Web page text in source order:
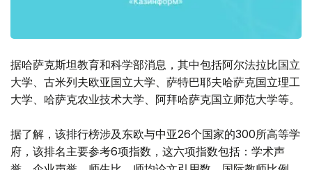
据哈萨克斯坦教育和科学部消息，其中包括阿尔法拉比国立
大学、古米列夫欧亚国立大学、萨特巴耶夫哈萨克国立理工
大学、哈萨克农业技术大学、阿拜哈萨克国立师范大学等。
据了解，该排行榜涉及东欧与中亚26个国家的300所高等学
府，该排名主要参考6项指数，这六项指数包括：学术声